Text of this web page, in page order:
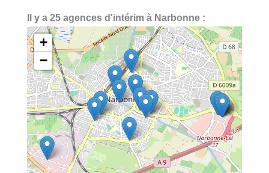
Il y a 25 agences d'intérim à Narbonne :
+
−